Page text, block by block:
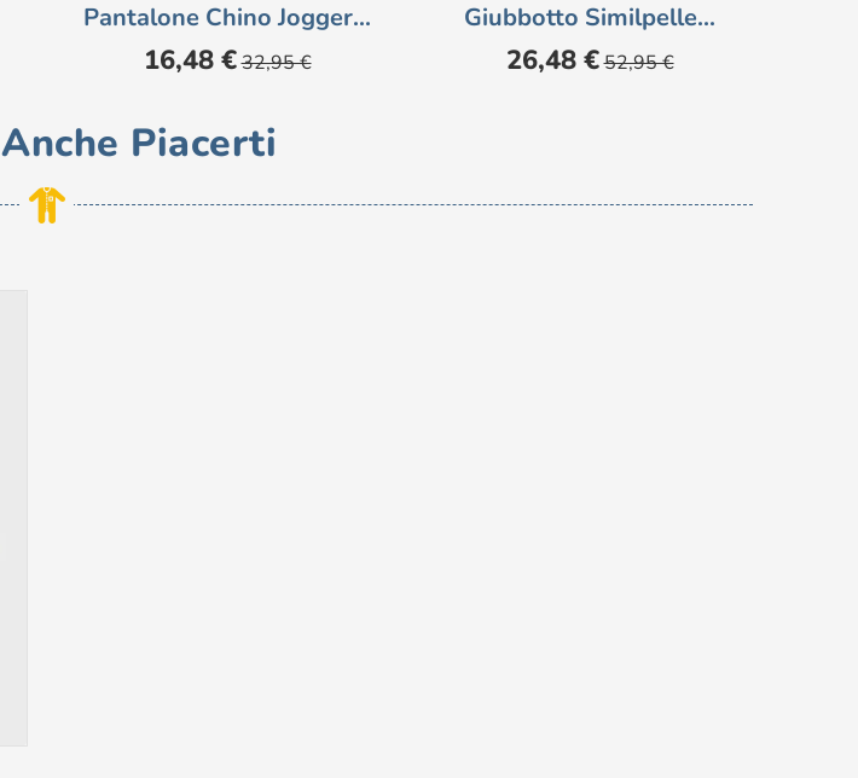
Pantalone Chino Jogger...
Prezzo
16,48 € Prezzo
base
32,95 €
Giubbotto Similpelle...
Prezzo
26,48 € Prezzo
base
52,95 €
Piacerti